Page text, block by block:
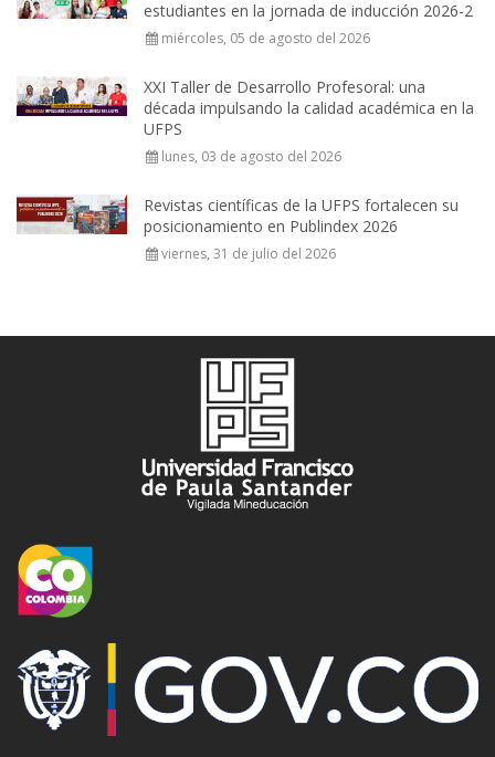
estudiantes en la jornada de inducción 2026-2
miércoles, 05 de agosto del 2026
XXI Taller de Desarrollo Profesoral: una
década impulsando la calidad académica en la
UFPS
lunes, 03 de agosto del 2026
Revistas científicas de la UFPS fortalecen su
posicionamiento en Publindex 2026
viernes, 31 de julio del 2026